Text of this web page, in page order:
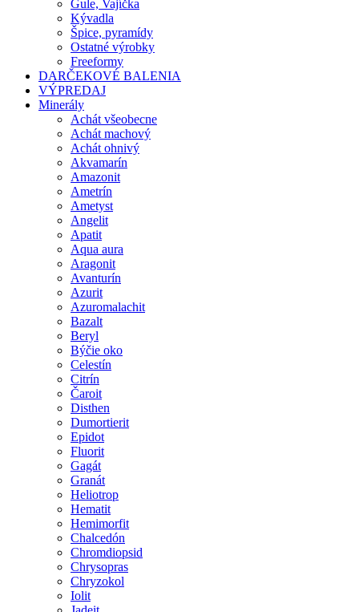
Gule, Vajíčka
Kývadla
Špice, pyramídy
Ostatné výrobky
Freeformy
DARČEKOVÉ BALENIA
VÝPREDAJ
Minerály
Achát všeobecne
Achát machový
Achát ohnivý
Akvamarín
Amazonit
Ametrín
Ametyst
Angelit
Apatit
Aqua aura
Aragonit
Avanturín
Azurit
Azuromalachit
Bazalt
Beryl
Býčie oko
Celestín
Citrín
Čaroit
Disthen
Dumortierit
Epidot
Fluorit
Gagát
Granát
Heliotrop
Hematit
Hemimorfit
Chalcedón
Chromdiopsid
Chrysopras
Chryzokol
Iolit